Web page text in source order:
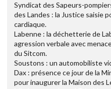
Syndicat des Sapeurs-
des Landes : la Justice saisie
cardiaque.
Labenne : la déchetterie de
agression verbale avec
du Sitcom.
Soustons : un automobiliste
Dax : présence ce jour de la
pour inaugurer la Maison des